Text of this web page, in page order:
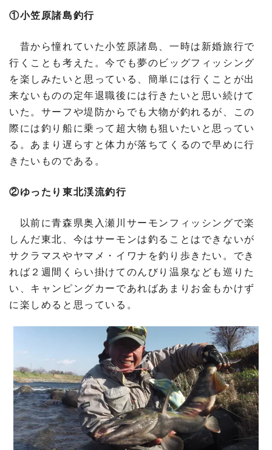
①小笠原諸島釣行
昔から憧れていた小笠原諸島、一時は新婚旅行で
行くことも考えた。今でも夢のビッグフィッシング
を楽しみたいと思っている、簡単には行くことが出
来ないものの定年退職後には行きたいと思い続けて
いた。サーフや堤防からでも大物が釣れるが、この
際には釣り船に乗って超大物も狙いたいと思ってい
る。あまり遅らすと体力が落ちてくるので早めに行
きたいものである。
②ゆったり東北渓流釣行
以前に青森県奥入瀬川サーモンフィッシングで楽
しんだ東北、今はサーモンは釣ることはできないが
サクラマスやヤマメ・イワナを釣り歩きたい。でき
れば２週間くらい掛けてのんびり温泉なども巡りた
い、キャンピングカーであればあまりお金もかけず
に楽しめると思っている。